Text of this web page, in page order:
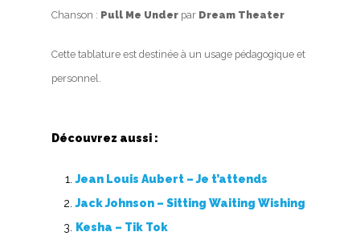
Chanson : Pull Me Under par Dream Theater
Cette tablature est destinée à un usage pédagogique et
personnel.
Découvrez aussi :
Jean Louis Aubert – Je t’attends
Jack Johnson – Sitting Waiting Wishing
Kesha – Tik Tok